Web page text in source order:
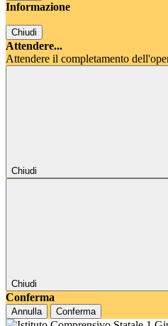
Informazione
Chiudi
Attendere...
Attendere il completamento
Chiudi
Chiudi
Conferma
Annulla Conferma